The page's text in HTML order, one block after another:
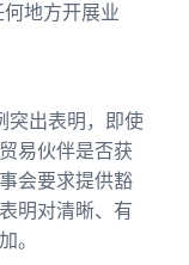
地方开展业
突出表明，即使
易伙伴是否获
会要求提供豁
明对清晰、有
。